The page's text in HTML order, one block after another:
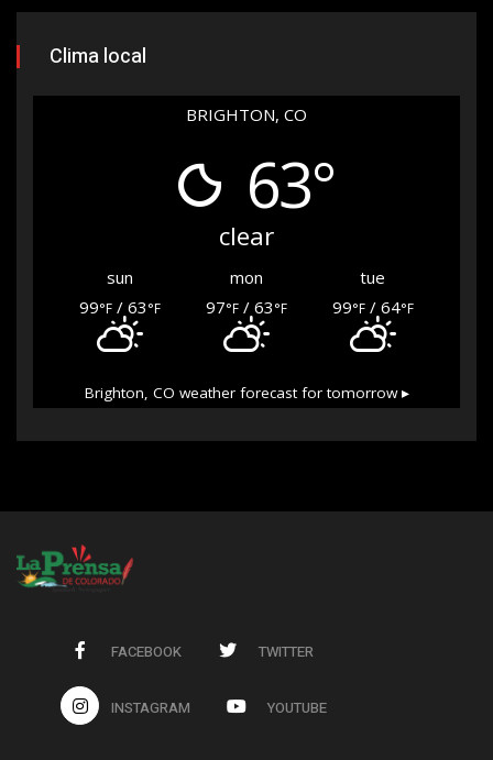
Clima local
BRIGHTON, CO
63°
clear
sun mon
tue
99°F / 63°F 97°F/ 63°F 99°F/ 64°F
Brighton, CO weather forecast for tomorrow ▸
FACEBOOK TWITTER
INSTAGRAM YOUTUBE